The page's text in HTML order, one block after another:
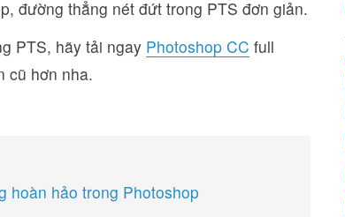
đường thẳng nét đứt trong PTS đơn giản.
PTS, hãy tải ngay Photoshop CC full
cũ hơn nha.
hoàn hảo trong Photoshop